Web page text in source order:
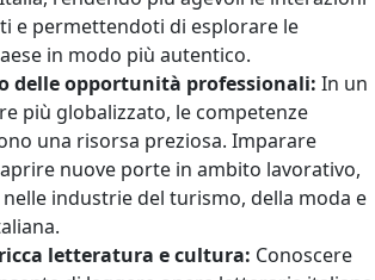
e permettendoti di esplorare le
in modo più autentico.
delle opportunità professionali: In un
più globalizzato, le competenze
una risorsa preziosa. Imparare
nuove porte in ambito lavorativo,
industrie del turismo, della moda e
letteratura e cultura: Conoscere